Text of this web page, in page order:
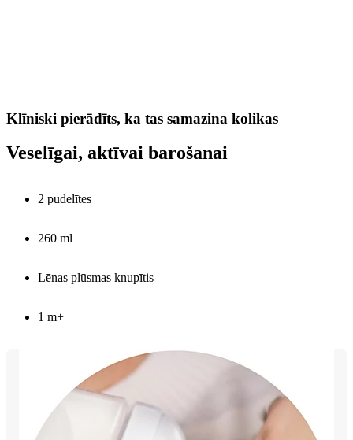
Klīniski pierādīts, ka tas samazina kolikas
Veselīgai, aktīvai barošanai
2 pudelītes
260 ml
Lēnas plūsmas knupītis
1 m+